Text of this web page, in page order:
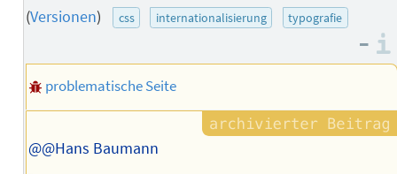
des
(Versionen) css internationalisierung typografie
–
problematische Seite
@@Hans Baumann